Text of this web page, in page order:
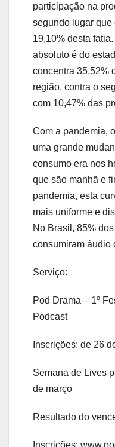
participação na
segundo lugar que
19,10% desta
absoluto é do
concentra 35,52%
região, contra o
com 10,47% das
Com a pandemia,
uma grande
consumo era nos
que são manhã e
pandemia, esta
mais uniforme e
No Brasil, 85%
consumiram áudio
Serviço:
Pod Drama – 1º
Podcast
Inscrições: de 26
Semana de Lives
de março
Resultado do
Inscrições: